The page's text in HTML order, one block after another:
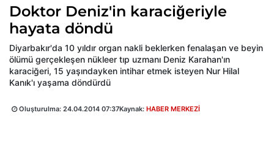
Doktor Deniz'in karaciğeriyle
hayata döndü
Diyarbakır'da 10 yıldır organ nakli beklerken fenalaşan ve beyin
ölümü gerçekleşen nükleer tıp uzmanı Deniz Karahan'ın
karaciğeri, 15 yaşındayken intihar etmek isteyen Nur Hilal
Kanık'ı yaşama döndürdü
Oluşturulma: 24.04.2014 07:37Kaynak: HABER MERKEZİ